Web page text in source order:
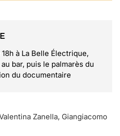
à La Belle Électrique,
bar, puis le palmarès du
du documentaire
Zanella, Giangiacomo